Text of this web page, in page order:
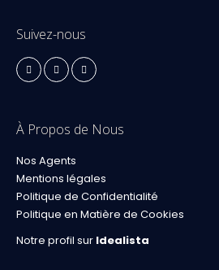
Suivez-nous
À Propos de Nous
Nos Agents
Mentions légales
Politique de Confidentialité
Politique en Matière de Cookies
Notre profil sur Idealista